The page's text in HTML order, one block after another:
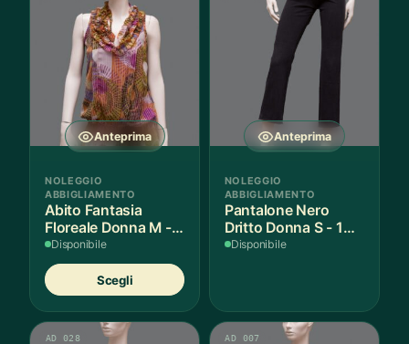
Anteprima
NOLEGGIO
ABBIGLIAMENTO
Abito Fantasia
Floreale Donna M - 1
Pezzo
Disponibile
Scegli
prodotto
ha
più
Anteprima
NOLEGGIO
ABBIGLIAMENTO
Pantalone Nero
Dritto Donna S - 1
Paio
Disponibile
AD 028 AD 007